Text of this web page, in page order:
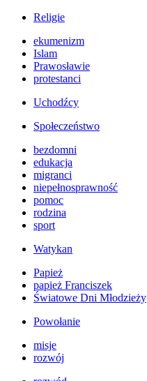
Religie
ekumenizm
Islam
Prawosławie
protestanci
Uchodźcy
Społeczeństwo
bezdomni
edukacja
migranci
niepełnosprawność
pomoc
rodzina
sport
Watykan
Papież
papież Franciszek
Światowe Dni Młodzieży
Powołanie
misje
rozwój